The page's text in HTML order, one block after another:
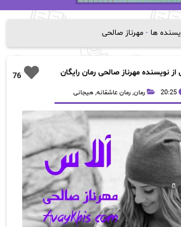
ها - مهرناز صالحی
76 از نویسنده مهرناز صالحی رمان رایگان
20:25 رمان, رمان عاشقانه, هیجانی